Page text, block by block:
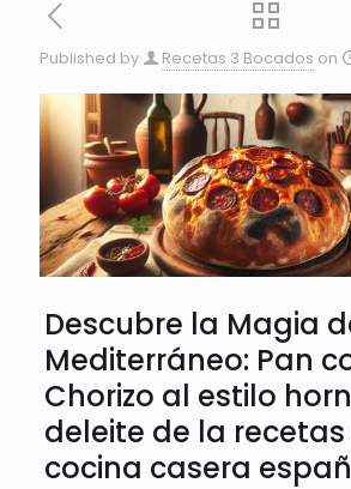
Published by Recetas 3 Bocados on
Descubre la Magia
Mediterráneo: Pan
Chorizo al estilo
deleite de la recetas
cocina casera